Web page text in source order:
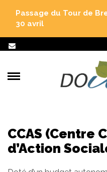
Passage du Tour de
30 avril
CCAS (Centre
d’Action